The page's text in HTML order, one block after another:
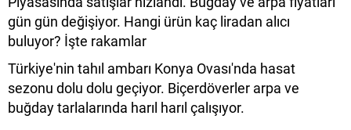
gün gün değişiyor. Hangi ürün kaç liradan alıcı
buluyor? İşte rakamlar
Türkiye'nin tahıl ambarı Konya Ovası'nda hasat
sezonu dolu dolu geçiyor. Biçerdöverler arpa ve
buğday tarlalarında harıl harıl çalışıyor.